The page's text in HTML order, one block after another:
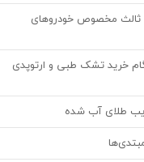
ثالث مخصوص خودروهای
خرید تشک طبی و ارتوپدی
طلای آب شده